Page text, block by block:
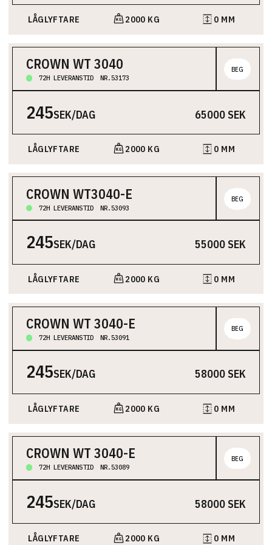
LÅGLYFTARE 2000 KG 0 MM
CROWN WT 3040
72H LEVERANSTID NR.53173
BEG
245SEK/DAG 65000 SEK
LÅGLYFTARE
Låglyftare är idealiska för snabb och enkel transport av
utrymmen. Eldrivna modeller klarar uppförsbackar och
lutningar utan problem.
2000 KG
Truckens maximala lyftkapacitet.
0 MM
CROWN WT3040-E
72H LEVERANSTID NR.53093
BEG
245SEK/DAG 55000 SEK
LÅGLYFTARE
Låglyftare är idealiska för snabb och enkel transport av
utrymmen. Eldrivna modeller klarar uppförsbackar och
lutningar utan problem.
2000 KG
Truckens maximala lyftkapacitet.
0 MM
CROWN WT 3040-E
72H LEVERANSTID NR.53091
BEG
245SEK/DAG 58000 SEK
LÅGLYFTARE
Låglyftare är idealiska för snabb och enkel transport av
utrymmen. Eldrivna modeller klarar uppförsbackar och
lutningar utan problem.
2000 KG
Truckens maximala lyftkapacitet.
0 MM
CROWN WT 3040-E
72H LEVERANSTID NR.53089
BEG
245SEK/DAG 58000 SEK
LÅGLYFTARE
Låglyftare är idealiska för snabb och enkel transport av
utrymmen. Eldrivna modeller klarar uppförsbackar och
lutningar utan problem.
2000 KG
Truckens maximala lyftkapacitet.
0 MM